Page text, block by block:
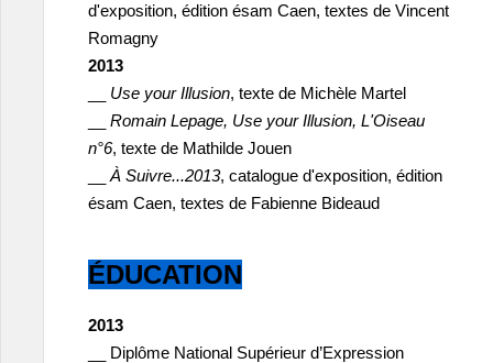
d'exposition, édition ésam Caen, textes de Vincent
Romagny
2013
Use your Illusion, texte de Michèle Martel
Romain Lepage, Use your Illusion, L'Oiseau
n°6, texte de Mathilde Jouen
À Suivre...2013, catalogue d'exposition, édition
ésam Caen, textes de Fabienne Bideaud
ÉDUCATION
2013
__ Diplôme National Supérieur d’Expression